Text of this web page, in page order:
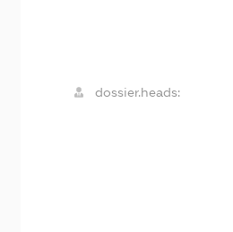
dossier.heads: